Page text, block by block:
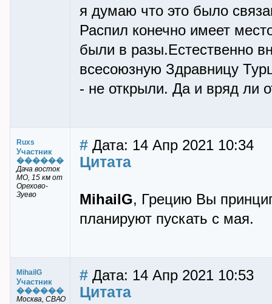
я думаю что это было
Распил конечно имеет
были в разы.Естественно
всесоюзную Здравницу
- не открыли. Да и вряд ли
Ruxs
Участник
������
Дача восток
МО, 15 км от
Орехово-
Зуево
# Дата: 14 Апр 2021 10:34
Цитата
MihailG, Грецию Вы
планируют пускать с мая.
MihailG
Участник
������
Москва, СВАО
# Дата: 14 Апр 2021 10:53
Цитата